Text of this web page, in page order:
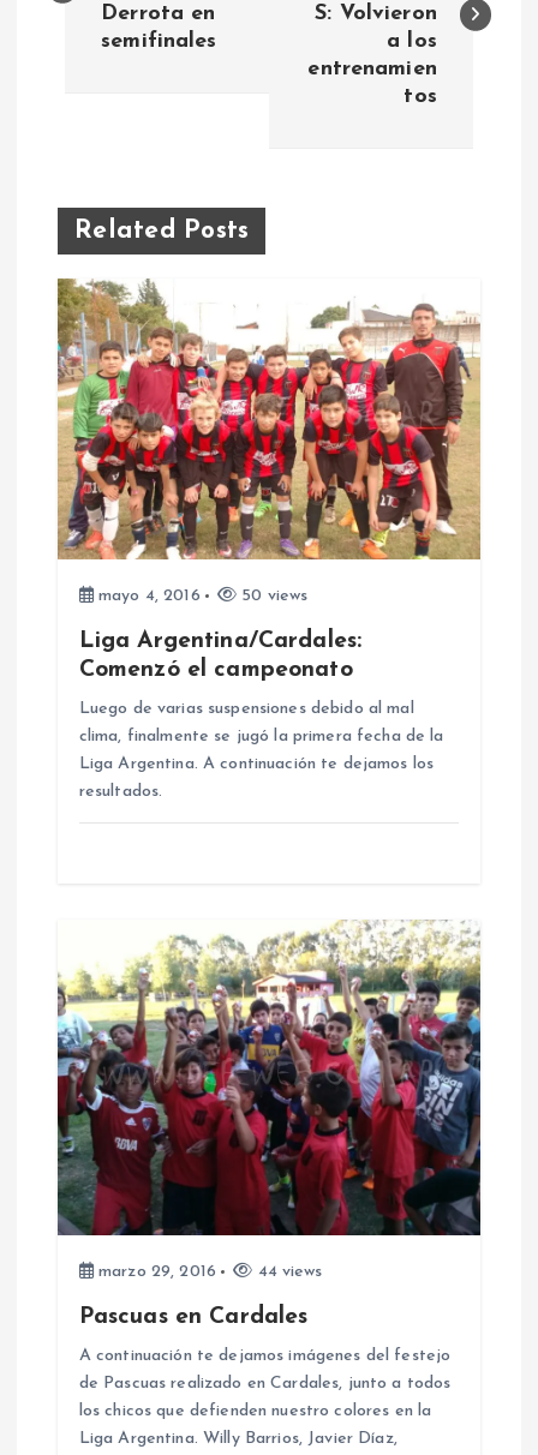
a
c
ó
n
d
e
a
s
Derrota en
semifinales
S: Volvieron
a los
entrenamien
tos
Related Posts
mayo 4, 2016 50 views
Liga Argentina/Cardales:
Comenzó el campeonato
Luego de varias suspensiones debido al mal
clima, finalmente se jugó la primera fecha de la
Liga Argentina. A continuación te dejamos los
resultados.
marzo 29, 2016 44 views
Pascuas en Cardales
A continuación te dejamos imágenes del festejo
de Pascuas realizado en Cardales, junto a todos
los chicos que defienden nuestro colores en la
Liga Argentina. Willy Barrios, Javier Díaz,